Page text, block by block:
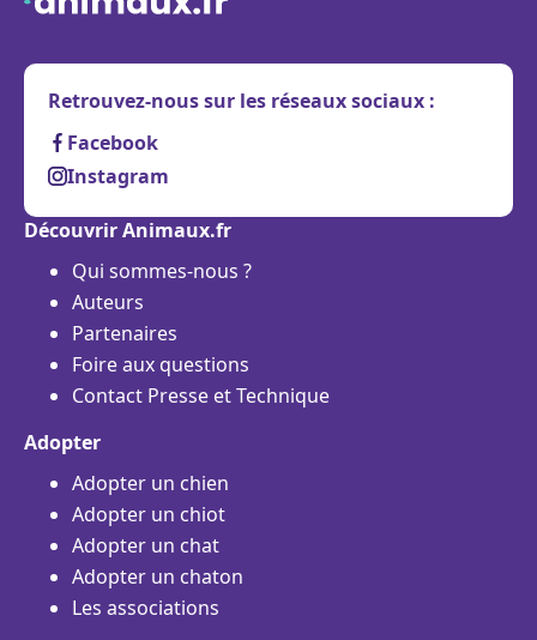
Retrouvez-nous sur les réseaux sociaux :
Facebook
Instagram
Découvrir Animaux.fr
Qui sommes-nous ?
Auteurs
Partenaires
Foire aux questions
Contact Presse et Technique
Adopter
Adopter un chien
Adopter un chiot
Adopter un chat
Adopter un chaton
Les associations